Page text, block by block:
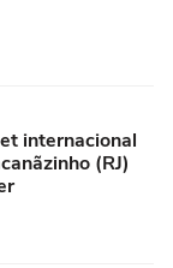
internacional
(RJ)